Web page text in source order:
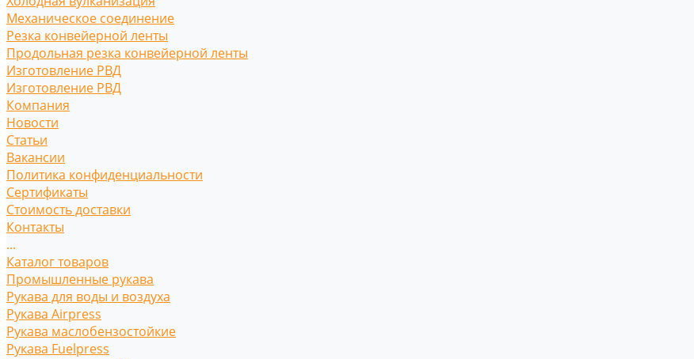
Механическое соединение
Резка конвейерной ленты
Продольная резка конвейерной ленты
Изготовление РВД
Изготовление РВД
Компания
Новости
Статьи
Вакансии
Политика конфиденциальности
Сертификаты
Стоимость доставки
Контакты
...
Каталог товаров
Промышленные рукава
Рукава для воды и воздуха
Рукава Airpress
Рукава маслобензостойкие
Рукава Fuelpress